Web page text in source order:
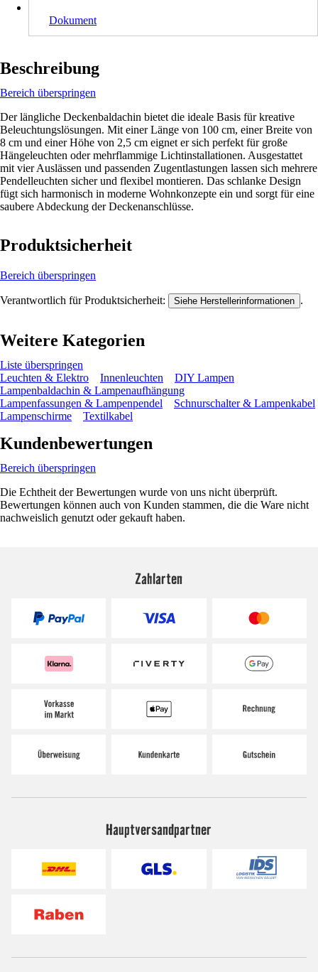
Dokument
Beschreibung
Bereich überspringen
Der längliche Deckenbaldachin bietet die ideale Basis für kreative
Beleuchtungslösungen. Mit einer Länge von 100 cm, einer Breite von
8 cm und einer Höhe von 2,5 cm eignet er sich perfekt für große
Hängeleuchten oder mehrflammige Lichtinstallationen. Ausgestattet
mit vier Auslässen und passenden Zugentlastungen lassen sich mehrere
Pendelleuchten sicher und flexibel montieren. Das schlanke Design
fügt sich harmonisch in moderne Wohnkonzepte ein und sorgt für eine
saubere Abdeckung der Deckenanschlüsse.
Produktsicherheit
Bereich überspringen
Verantwortlich für Produktsicherheit: Siehe Herstellerinformationen .
Weitere Kategorien
Liste überspringen
Leuchten & Elektro
Innenleuchten
DIY Lampen
Lampenbaldachin & Lampenaufhängung
Lampenfassungen & Lampenpendel
Schnurschalter & Lampenkabel
Lampenschirme
Textilkabel
Kundenbewertungen
Bereich überspringen
Die Echtheit der Bewertungen wurde von uns nicht überprüft.
Bewertungen können auch von Kunden stammen, die die Ware nicht
nachweislich genutzt oder gekauft haben.
Zahlarten
Hauptversandpartner